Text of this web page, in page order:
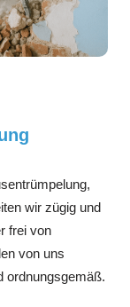
wir zügig und
frei von
von uns
ordnungsgemäß.